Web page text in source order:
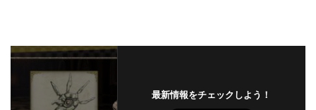
最新情報をチェックしよう！